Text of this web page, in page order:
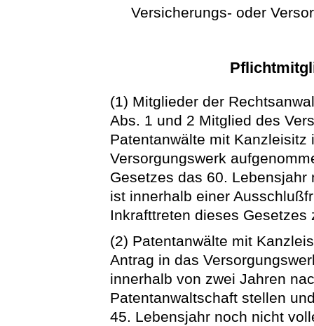
Versicherungs- oder
(1) Mitglieder der
Abs. 1 und 2 Mitglied des
Patentanwälte mit
Versorgungswerk
Gesetzes das 60.
ist innerhalb einer
Inkrafttreten dieses Gesetzes
(2) Patentanwälte mit
Antrag in das
innerhalb von zwei Jahren
Patentanwaltschaft stellen
45. Lebensjahr noch nicht